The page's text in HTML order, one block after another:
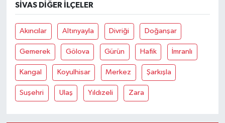
SIVAS DIĞER İLÇELER
Akıncılar Altınyayla Divriği Doğanşar
Gemerek Gölova Gürün Hafik İmranlı
Kangal Koyulhisar Merkez Şarkışla
Suşehri Ulaş Yıldızeli Zara